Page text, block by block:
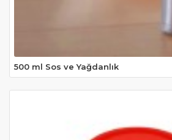
500 ml Sos ve Yağdanlık